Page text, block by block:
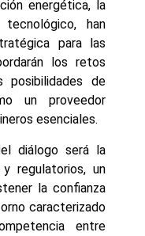
energética, la
han
para las
los retos
de
un proveedor
esenciales.
diálogo será la
regulatorios, un
la confianza
caracterizado
entre